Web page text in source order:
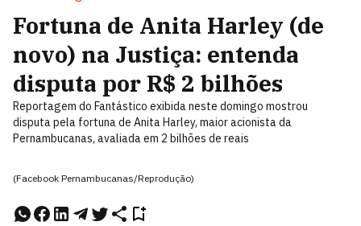
Fortuna de Anita Harley (de
novo) na Justiça: entenda
disputa por R$ 2 bilhões
Reportagem do Fantástico exibida neste domingo mostrou
disputa pela fortuna de Anita Harley, maior acionista da
Pernambucanas, avaliada em 2 bilhões de reais
(Facebook Pernambucanas/Reprodução)